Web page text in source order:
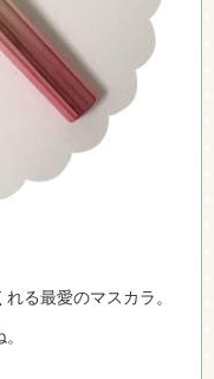
る最愛のマスカラ。